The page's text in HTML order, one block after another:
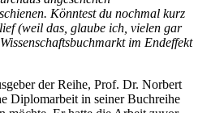
Könntest du nochmal kurz
(weil das, glaube ich, vielen gar
im Endeffekt
der Reihe, Prof. Dr. Norbert
Diplomarbeit in seiner Buchreihe